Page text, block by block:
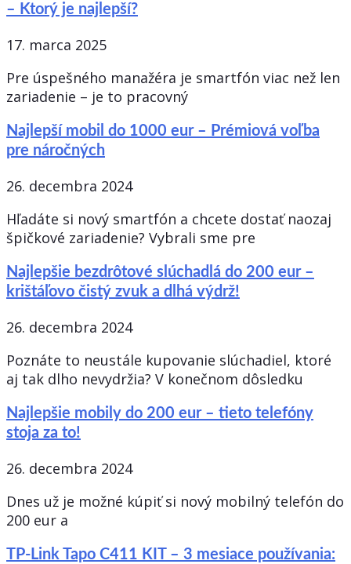
– Ktorý je najlepší?
17. marca 2025
Pre úspešného manažéra je smartfón viac než len
zariadenie – je to pracovný
Najlepší mobil do 1000 eur – Prémiová voľba
pre náročných
26. decembra 2024
Hľadáte si nový smartfón a chcete dostať naozaj
špičkové zariadenie? Vybrali sme pre
Najlepšie bezdrôtové slúchadlá do 200 eur –
krištáľovo čistý zvuk a dlhá výdrž!
26. decembra 2024
Poznáte to neustále kupovanie slúchadiel, ktoré
aj tak dlho nevydržia? V konečnom dôsledku
Najlepšie mobily do 200 eur – tieto telefóny
stoja za to!
26. decembra 2024
Dnes už je možné kúpiť si nový mobilný telefón do
200 eur a
TP-Link Tapo C411 KIT – 3 mesiace používania: